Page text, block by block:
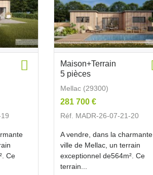
Ce
Maison+Terrain
5 pièces
Mellac (29300)
281 700 €
Réf. MADR-26-07-21-20
A vendre, dans la charmante
ville de Mellac, un terrain
exceptionnel de564m². Ce
terrain...